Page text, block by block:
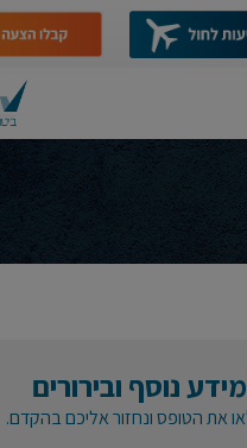
נוסף ובירורים
את הטופס ונחזור אליכם בהקדם.